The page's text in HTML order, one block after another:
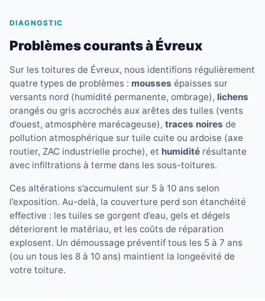
DIAGNOSTIC
Problèmes courants à Évreux
Sur les toitures de Évreux, nous identifions régulièrement
quatre types de problèmes : mousses épaisses sur
versants nord (humidité permanente, ombrage), lichens
orangés ou gris accrochés aux arêtes des tuiles (vents
d’ouest, atmosphère marécageuse), traces noires de
pollution atmosphérique sur tuile cuite ou ardoise (axe
routier, ZAC industrielle proche), et humidité résultante
avec infiltrations à terme dans les sous-toitures.
Ces altérations s’accumulent sur 5 à 10 ans selon
l’exposition. Au-delà, la couverture perd son étanchéité
effective : les tuiles se gorgent d’eau, gels et dégels
déteriorent le matériau, et les coûts de réparation
explosent. Un démoussage préventif tous les 5 à 7 ans
(ou un tous les 8 à 10 ans) maintient la longeévité de
votre toiture.